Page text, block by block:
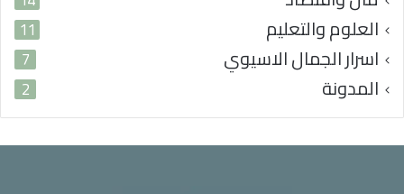
العلوم والتعليم 11
اسرار الجمال الاسيوي 7
المدونة 2